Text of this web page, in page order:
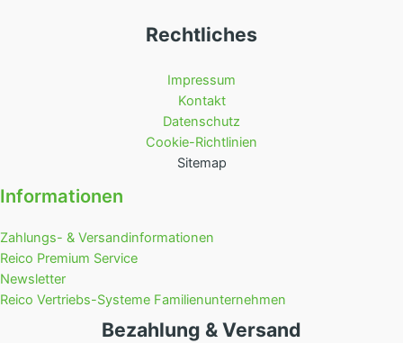
Rechtliches
Impressum
Kontakt
Datenschutz
Cookie-Richtlinien
Sitemap
Informationen
Zahlungs- & Versandinformationen
Reico Premium Service
Newsletter
Reico Vertriebs-Systeme Familienunternehmen
Bezahlung & Versand